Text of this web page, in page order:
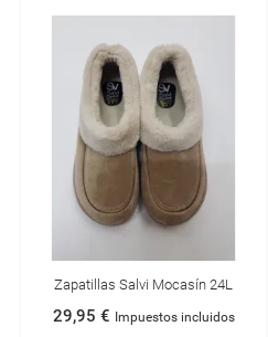
Zapatillas Salvi Mocasín 24L
29,95 € Impuestos incluidos